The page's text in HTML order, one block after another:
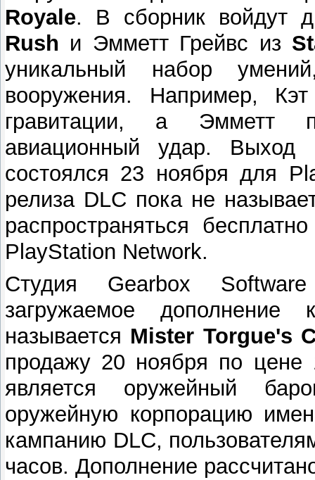
Royale. В сборник войдут
Rush и Эмметт Грейвс из
уникальный набор
вооружения. Например,
гравитации, а Эмметт
авиационный удар. Выход
состоялся 23 ноября для
релиза DLC пока не
распространяться
PlayStation Network.
Студия Gearbox
загружаемое
называется Mister Torgue's
продажу 20 ноября по
является оружейный
оружейную корпорацию
кампанию DLC,
часов. Дополнение